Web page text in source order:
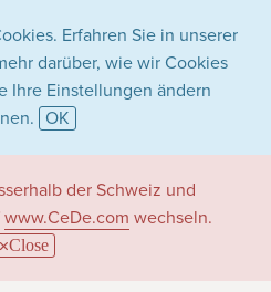
Erfahren Sie in unserer
darüber, wie wir Cookies
Ihre Einstellungen ändern
OK
der Schweiz und
www.CeDe.com wechseln.
Close